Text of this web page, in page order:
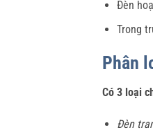
Đèn
Trong
Phân
Có 3 loại
Đèn